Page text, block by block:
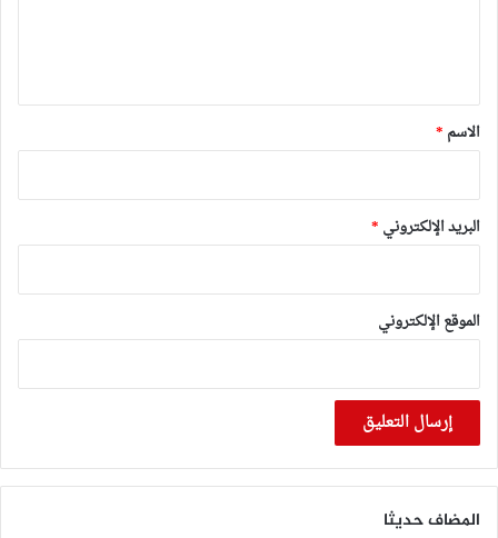
*
الاسم *
البريد الإلكتروني *
الموقع الإلكتروني
المضاف حديثا